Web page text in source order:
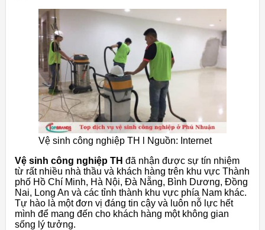
Vệ sinh công nghiệp TH l Nguồn: Internet
Vệ sinh công nghiệp TH đã nhận được sự tín nhiệm
từ rất nhiều nhà thầu và khách hàng trên khu vực Thành
phố Hồ Chí Minh, Hà Nội, Đà Nẵng, Bình Dương, Đồng
Nai, Long An và các tỉnh thành khu vực phía Nam khác.
Tự hào là một đơn vị đáng tin cậy và luôn nỗ lực hết
mình để mang đến cho khách hàng một không gian
sống lý tưởng.